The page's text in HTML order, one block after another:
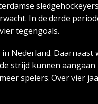
In de derde
tegengoals.
Nederland. Daarnaast
strijd kunnen
spelers. Over vier